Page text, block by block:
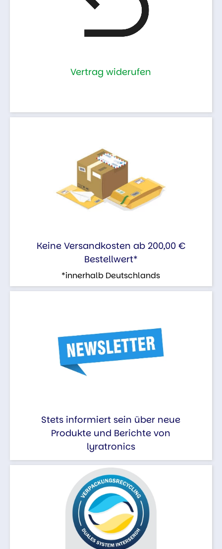
Vertrag widerufen
Keine Versandkosten ab 200,00 €
Bestellwert*
*innerhalb Deutschlands
Stets informiert sein über neue
Produkte und Berichte von
lyratronics